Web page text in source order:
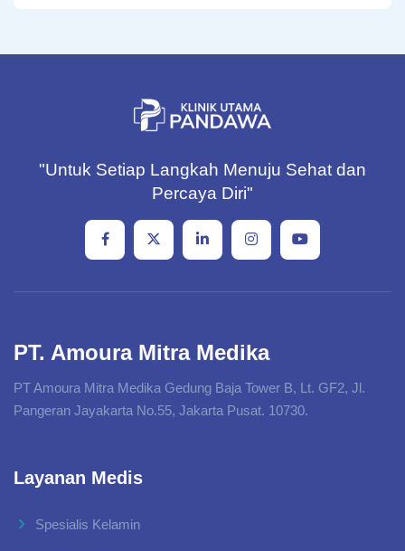
"Untuk Setiap Langkah Menuju Sehat dan
Percaya Diri"
PT. Amoura Mitra Medika
PT Amoura Mitra Medika Gedung Baja Tower B, Lt. GF2, Jl.
Pangeran Jayakarta No.55, Jakarta Pusat. 10730.
Layanan Medis
Spesialis Kelamin